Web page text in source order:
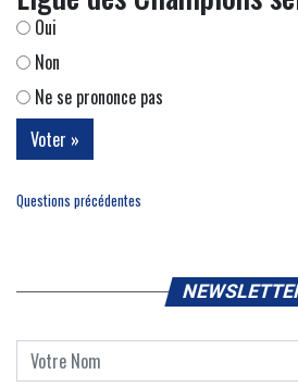
Oui
Non
Ne se prononce pas
Questions précédentes